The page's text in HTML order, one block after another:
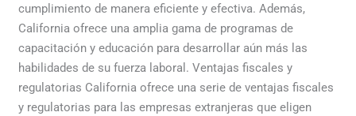
cumplimiento de manera eficiente y efectiva. Además,
California ofrece una amplia gama de programas de
capacitación y educación para desarrollar aún más las
habilidades de su fuerza laboral. Ventajas fiscales y
regulatorias California ofrece una serie de ventajas fiscales
y regulatorias para las empresas extranjeras que eligen